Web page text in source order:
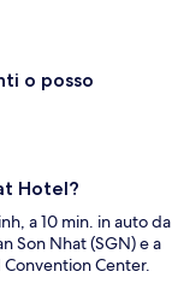
o posso
Hotel?
a 10 min. in auto da
Son Nhat (SGN) e a
Center.